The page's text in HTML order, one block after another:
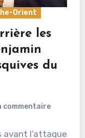
Orient
les
du
commentaire
avant l’attaque